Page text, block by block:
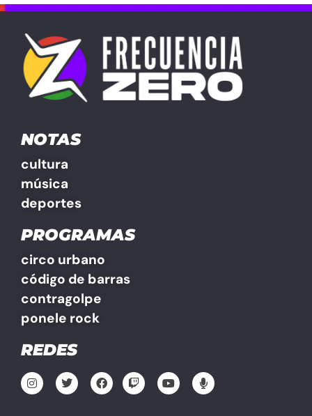
NOTAS
cultura
música
deportes
PROGRAMAS
circo urbano
código de barras
contragolpe
ponele rock
REDES